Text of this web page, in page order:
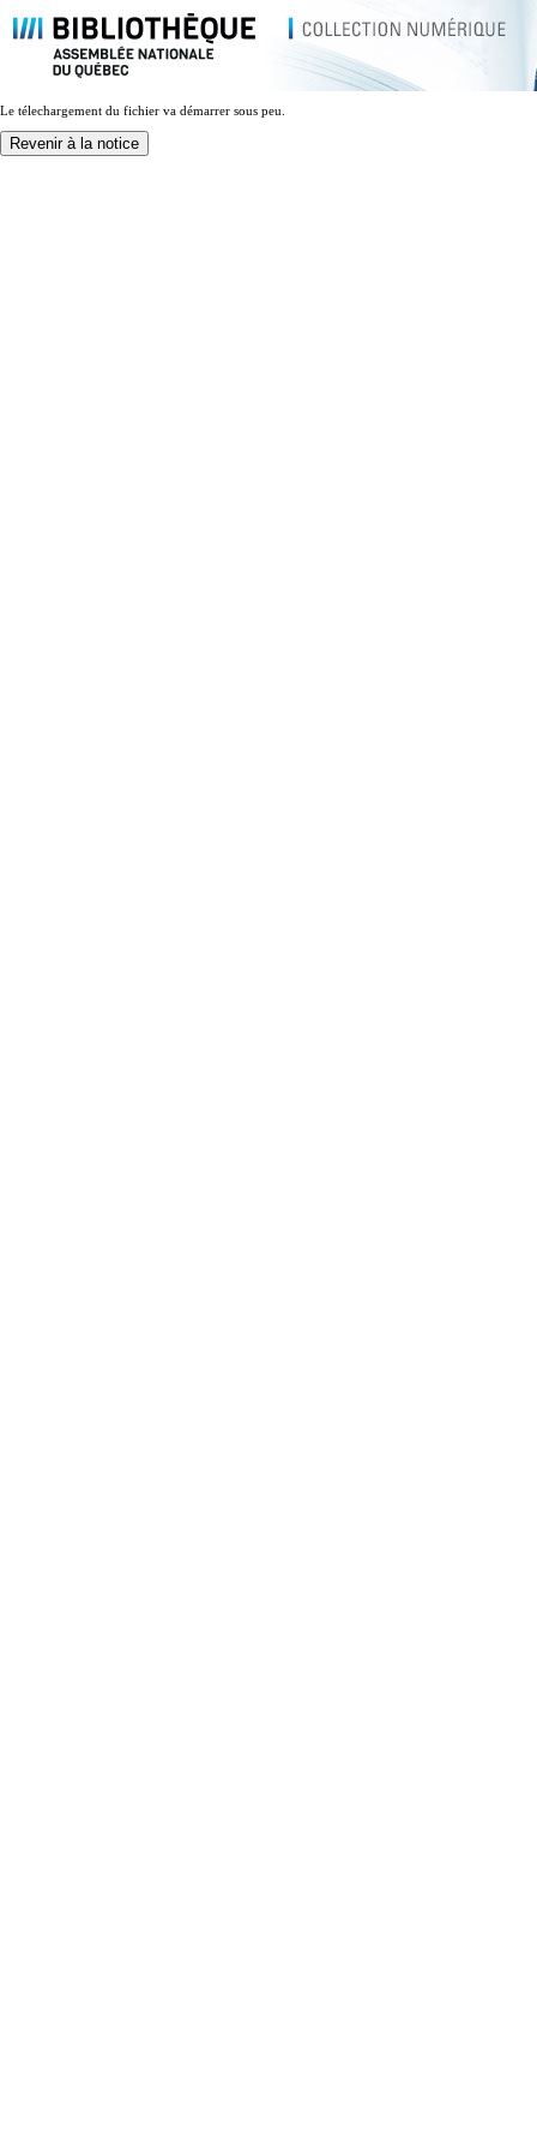
Le télechargement du fichier va démarrer sous peu.